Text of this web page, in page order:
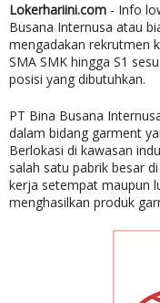
Lokerhariini.com - Info
Busana Internusa atau
mengadakan rekrutmen
SMA SMK hingga S1
posisi yang dibutuhkan.
PT Bina Busana
dalam bidang garment
Berlokasi di kawasan
salah satu pabrik besar
kerja setempat maupun
menghasilkan produk